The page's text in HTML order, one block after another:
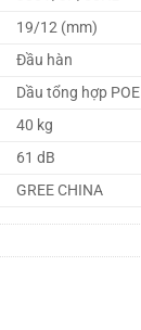
19/12 (mm)
Đầu hàn
Dầu tổng hợp POE
40 kg
61 dB
GREE CHINA